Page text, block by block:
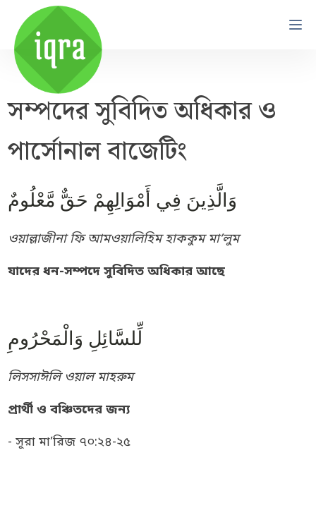
সম্পদের সুবিদিত অধিকার ও
পার্সোনাল বাজেটিং
وَالَّذِينَ فِي أَمْوَالِهِمْ حَقٌّ مَّعْلُومٌ
ওয়াল্লাজীনা ফি আমওয়ালিহিম হাককুম মা’লুম
যাদের ধন-সম্পদে সুবিদিত অধিকার আছে
لِّلسَّائِلِ وَالْمَحْرُومِ
লিসসাঈলি ওয়াল মাহরুম
প্রার্থী ও বঞ্চিতদের জন্য
- সূরা মা’রিজ ৭০:২৪-২৫